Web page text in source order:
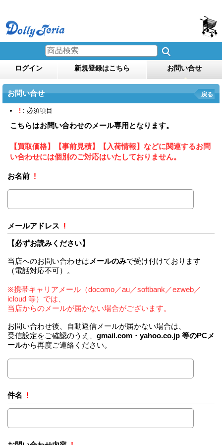
ログイン 新規登録はこちら お問い合せ
お問い合せ 戻る
! : 必須項目
こちらはお問い合わせのメール専用となります。
【買取価格】【事前見積】【入荷情報】などに関連するお問
い合わせには個別のご対応はいたしておりません。
お名前 !
メールアドレス !
【必ずお読みください】
当店へのお問い合わせは メールのみで受け付けております
（電話対応不可）。
※携帯キャリアメール（docomo／au／softbank／ezweb／
icloud 等）では、
当店からのメールが届かない場合がございます。
お問い合わせ後、自動返信メールが届かない場合は、
受信設定をご確認のうえ、 gmail.com・yahoo.co.jp 等のPCメ
ールから再度ご連絡ください。
件名 !